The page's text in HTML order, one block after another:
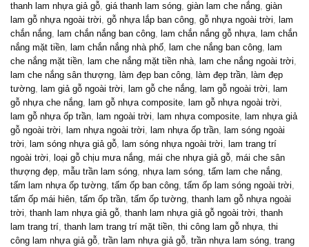
thanh lam nhựa giả gỗ, giá thanh lam sóng, giàn lam che nắng, giàn
lam gỗ nhựa ngoài trời, gỗ nhựa lắp ban công, gỗ nhựa ngoài trời, lam
chắn nắng, lam chắn nắng ban công, lam chắn nắng gỗ nhựa, lam chắn
nắng mặt tiền, lam chắn nắng nhà phố, lam che nắng ban công, lam
che nắng mặt tiền, lam che nắng mặt tiền nhà, lam che nắng ngoài trời,
lam che nắng sân thượng, làm đẹp ban công, làm đẹp trần, làm đẹp
tường, lam giả gỗ ngoài trời, lam gỗ che nắng, lam gỗ ngoài trời, lam
gỗ nhựa che nắng, lam gỗ nhựa composite, lam gỗ nhựa ngoài trời,
lam gỗ nhựa ốp trần, lam ngoài trời, lam nhựa composite, lam nhựa giả
gỗ ngoài trời, lam nhựa ngoài trời, lam nhựa ốp trần, lam sóng ngoài
trời, lam sóng nhựa giả gỗ, lam sóng nhựa ngoài trời, lam trang trí
ngoài trời, loại gỗ chịu mưa nắng, mái che nhựa giả gỗ, mái che sân
thượng đẹp, mẫu trần lam sóng, nhựa lam sóng, tấm lam che nắng,
tấm lam nhựa ốp tường, tấm ốp ban công, tấm ốp lam sóng ngoài trời,
tấm ốp mái hiên, tấm ốp trần, tấm ốp tường, thanh lam gỗ nhựa ngoài
trời, thanh lam nhựa giả gỗ, thanh lam nhựa giả gỗ ngoài trời, thanh
lam trang trí, thanh lam trang trí mặt tiền, thi công lam gỗ nhựa, thi
công lam nhựa giả gỗ, trần lam nhựa giả gỗ, trần nhựa lam sóng, trang